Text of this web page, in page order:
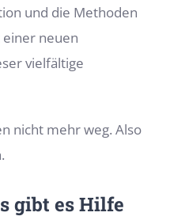
und die Methoden
neuen
vielfältige
nicht mehr weg. Also
gibt es Hilfe